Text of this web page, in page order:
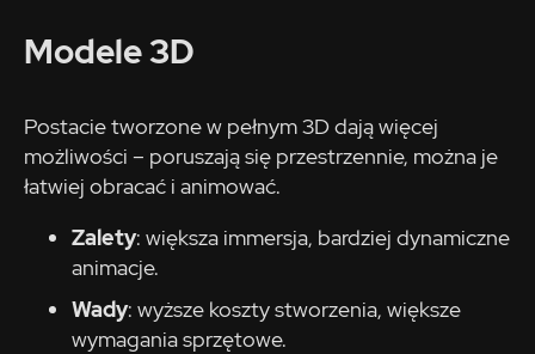
Modele 3D
Postacie tworzone w pełnym 3D dają więcej
możliwości – poruszają się przestrzennie, można je
łatwiej obracać i animować.
Zalety: większa immersja, bardziej dynamiczne
animacje.
Wady: wyższe koszty stworzenia, większe
wymagania sprzętowe.